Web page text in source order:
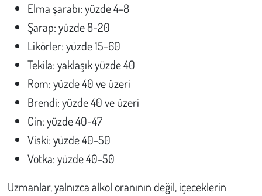
Elma şarabı: yüzde 4-8
Şarap: yüzde 8-20
Likörler: yüzde 15-60
Tekila: yaklaşık yüzde 40
Rom: yüzde 40 ve üzeri
Brendi: yüzde 40 ve üzeri
Cin: yüzde 40-47
Viski: yüzde 40-50
Votka: yüzde 40-50
Uzmanlar, yalnızca alkol oranının değil, içeceklerin